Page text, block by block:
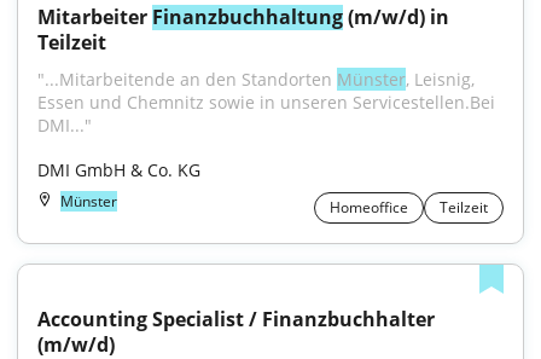
Mitarbeiter Finanzbuchhaltung (m/w/d) in
Teilzeit
"...Mitarbeitende an den Standorten Münster, Leisnig,
Essen und Chemnitz sowie in unseren Servicestellen.Bei
DMI..."
DMI GmbH & Co. KG
Münster Homeoffice Teilzeit
Accounting Specialist / Finanzbuchhalter
(m/w/d)